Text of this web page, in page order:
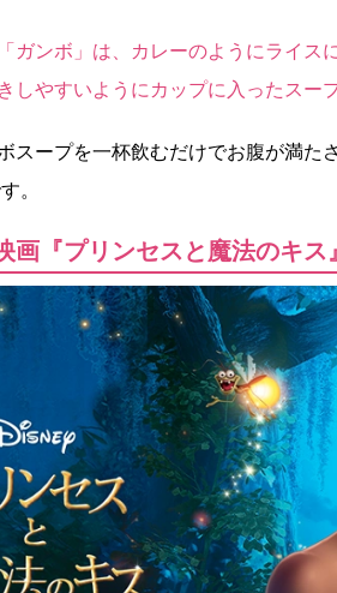
ガンボ」は、カレーのようにライス
しやすいようにカップに入ったスー
スープを一杯飲むだけでお腹が満た
。
画『プリンセスと魔法のキス